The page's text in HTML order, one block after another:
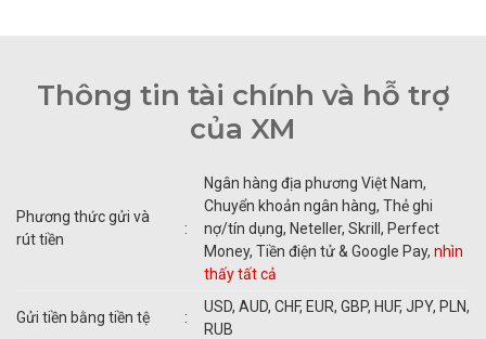
Thông tin tài chính và hỗ trợ
của XM
Phương thức gửi và
rút tiền
:
Ngân hàng địa phương Việt Nam,
Chuyển khoản ngân hàng, Thẻ ghi
nợ/tín dụng, Neteller, Skrill, Perfect
Money, Tiền điện tử & Google Pay, nhìn
thấy tất cả
Gửi tiền bằng tiền tệ :
USD, AUD, CHF, EUR, GBP, HUF, JPY, PLN,
RUB